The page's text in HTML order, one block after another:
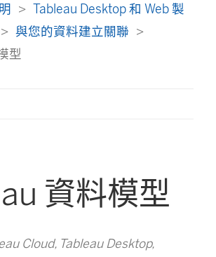
Tableau Desktop 和 Web 製
與您的資料建立關聯
型
資料模型
Cloud, Tableau Desktop,